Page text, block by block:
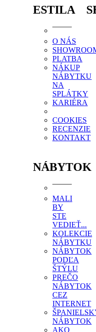
ESTILA
O NÁS
PLATBA
NÁKUP
NÁBYTKU
NA
SPLÁTKY
KARIÉRA
COOKIES
RECENZIE
KONTAKT
NÁBYTOK
MALI
BY
STE
VEDIEŤ...
KOLEKCIE
NÁBYTKU
NÁBYTOK
PODĽA
ŠTÝLU
PREČO
NÁBYTOK
CEZ
INTERNET
NÁBYTOK
AKO